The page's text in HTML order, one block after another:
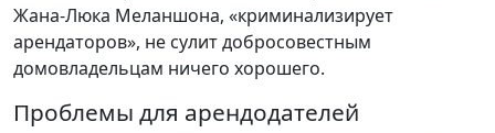
Жана-Люка Меланшона, «криминализирует
арендаторов», не сулит добросовестным
домовладельцам ничего хорошего.
Проблемы для арендодателей